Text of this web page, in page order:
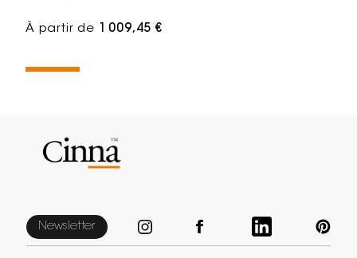
À partir de 1 009,45 €
Newsletter